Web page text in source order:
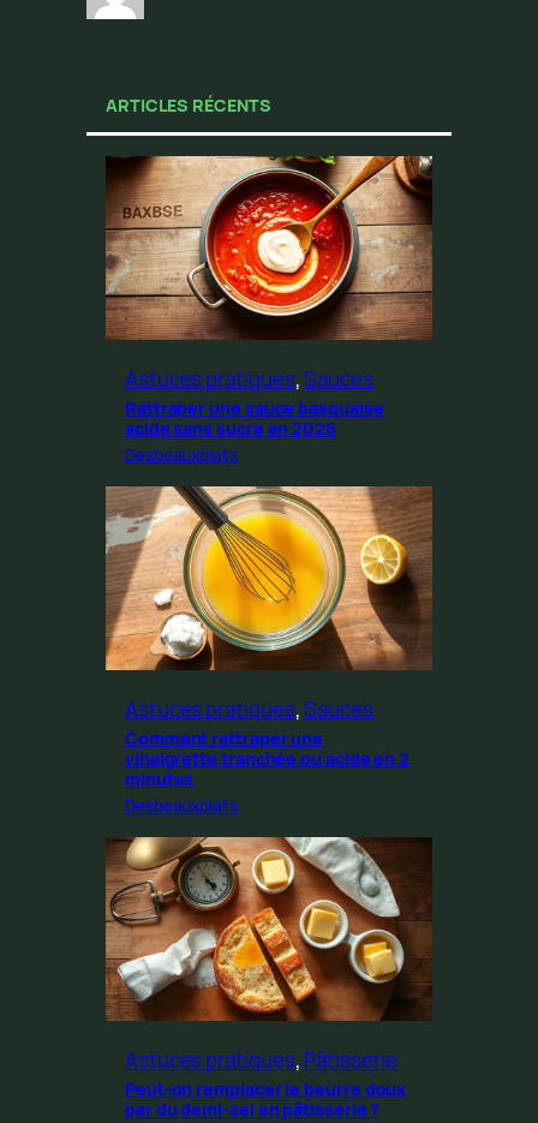
ARTICLES RÉCENTS
Astuces pratiques, Sauces
Rattraper une sauce basquaise
acide sans sucre en 2026
Desbeauxplats
Astuces pratiques, Sauces
Comment rattraper une
vinaigrette tranchée ou acide en 2
minutes
Desbeauxplats
Astuces pratiques, Pâtisserie
Peut-on remplacer le beurre doux
par du demi-sel en pâtisserie ?